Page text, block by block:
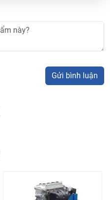
Gửi bình luận